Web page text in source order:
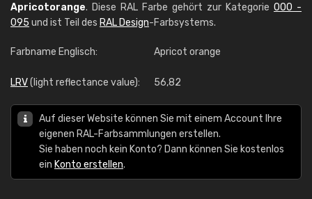
Apricotorange. Diese RAL Farbe gehört zur Kategorie 000 -
095 und ist Teil des RAL Design-Farbsystems.
Farbname Englisch: Apricot orange
LRV(light reflectance value): 56,82
Auf dieser Website können Sie mit einem Account Ihre
eigenen RAL-Farbsammlungen erstellen.
Sie haben noch kein Konto? Dann können Sie kostenlos
ein Konto erstellen.